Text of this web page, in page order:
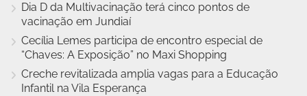
Dia D da Multivacinação terá cinco pontos de
vacinação em Jundiaí
Cecília Lemes participa de encontro especial de
“Chaves: A Exposição” no Maxi Shopping
Creche revitalizada amplia vagas para a Educação
Infantil na Vila Esperança